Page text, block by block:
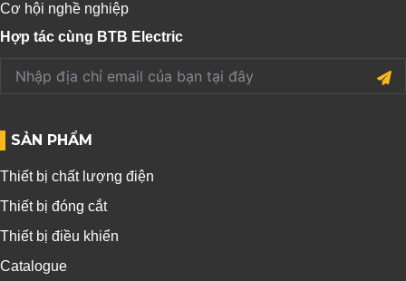
Cơ hội nghề nghiệp
Hợp tác cùng BTB Electric
SẢN PHẨM
Thiết bị chất lượng điện
Thiết bị đóng cắt
Thiết bị điều khiển
Catalogue